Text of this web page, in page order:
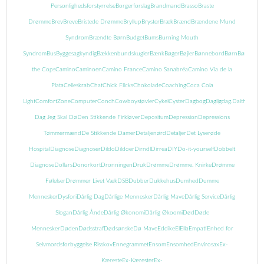
PersonlighedsforstyrrelseBorgerforslagBrandmand Brasso Braste
DrømmeBrevBreveBristede DrømmeBryllup BrysterBrækBrænd Brændene Mund
SyndromBrændte Børn BudgetBumsBurning Mouth
SyndromBusByggesagkyndigBækkenbundskuglerBænkBøgerBøjlerBønnebord Børn Børnebog
the CopsCaminoCaminoenCamino FranceCamino SanabréaCamino Via de la
PlataCelleskrabChatChick FlicksChokoladeCoachingCoca Cola
LightComfortZoneComputerConchCowboystøvlerCykelCysterDagbogDagligdag. Daith
Dag Jeg Skal Dø Den Stikkende FirkløverDepositumDepression Depressions
Tømmermænd De Stikkende DamerDetaljenørd DetaljerDet Lyserøde
Hospital DiagnoseDiagnoserDildo DildoerDirndl Dirrea DIYDo-it-yourselfDobbelt
DiagnoseDollarsDonorkortDronningen DrukDrømmeDrømme. KnirkeDrømme
FølelserDrømmer Livet VækDSBDubberDukkehusDumhed Dumme
MenneskerDysforiDårlig DagDårlige MenneskerDårlig MaveDårlig ServiceDårlig
Slogan Dårlig ÅndeDårlig ØkonomiDårlig ØkoomiDød Døde
MenneskerDøden DødsstrafDødsønskeDø MaveEddikeEl Ella Empati Enhed for
Selvmordsforbyggelse RisskovEnnegrammetEnsomEnsomhed EnvirosaxEx-
KæresteEx-KæresterEx-